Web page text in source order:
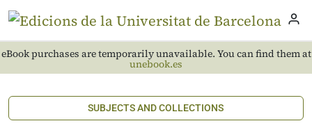
eBook purchases are temporarily unavailable. You can find them at
unebook.es
SUBJECTS AND COLLECTIONS